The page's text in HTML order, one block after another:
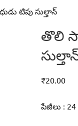
టిపు సుల్తాన్‌
తొలి
₹20.00
పేజీలు : 24